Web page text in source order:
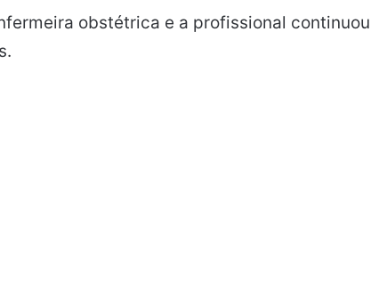
obstétrica e a profissional continuou